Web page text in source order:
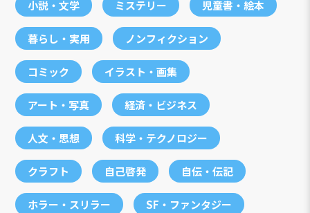
小説・文学 ミステリー 児童書・絵本
暮らし・実用 ノンフィクション
コミック イラスト・画集
アート・写真 経済・ビジネス
人文・思想 科学・テクノロジー
クラフト 自己啓発 自伝・伝記
ホラー・スリラー SF・ファンタジー